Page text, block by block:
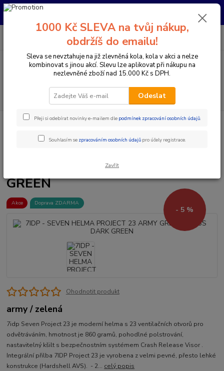
Pro nachystání kola / doplňků na prodejně si prosím zavolejte dopředu.
Menu
CZK
PO-PÁ 10:00-17:00 | SO: 9:00-12:00
Doplňky a helmy Cyklistické helmy Integrální helmy
23 ARMY GREEN GLOSS DARK
GREEN
Akce Doprava ZDARMA
- 5 %
Ohodnotit produkt
army / zelená
7idp Seven Project 23 je moderní helma s 23 ventilačních otvorů pro
odvětráváním, hmotnost je 860 gramů, pohodlné polstrování,
nastavitelný kšilt s bezpečnostním systémem Crash Release Visor .
Integrální přilba 7IDP Project 23 je vyrobena z velmi pevné, přesto lehké
konstrukce (Hardshell AVS). - 2... celý popis
1000 Kč SLEVA na tvůj nákup,
obdržíš do emailu!
Sleva se nevztahuje na již zlevněná kola, kola v akci a nelze
kombinovat s jinou akcí. Slevu lze aplikovat při nákupu na
nezlevněné zboží nad 15.000 Kč s DPH.
Odeslat
Přeji si odebírat novinky e-mailem dle podmínek zpracování osobních údajů.
Souhlasím se zpracováním osobních údajů pro účely registrace.
Zavřít